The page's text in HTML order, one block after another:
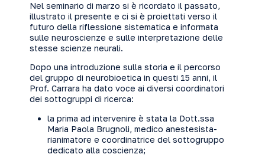
Nel seminario di marzo si è ricordato il passato,
illustrato il presente e ci si è proiettati verso il
futuro della riflessione sistematica e informata
sulle neuroscienze e sulle interpretazione delle
stesse scienze neurali.
Dopo una introduzione sulla storia e il percorso
del gruppo di neurobioetica in questi 15 anni, il
Prof. Carrara ha dato voce ai diversi coordinatori
dei sottogruppi di ricerca:
la prima ad intervenire è stata la Dott.ssa
Maria Paola Brugnoli, medico anestesista-
rianimatore e coordinatrice del sottogruppo
dedicato alla coscienza;